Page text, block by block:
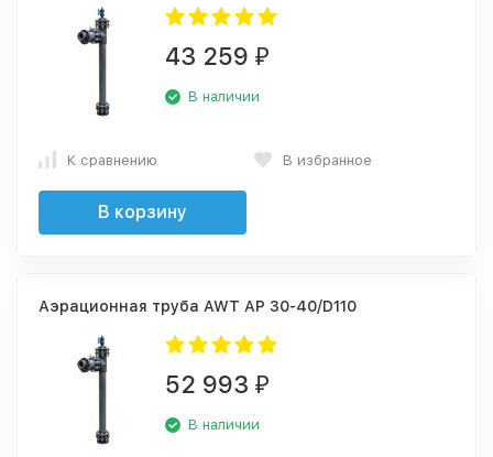
43 259 ₽
В наличии
К сравнению В избранное
В корзину
Аэрационная труба AWT AP 30-40/D110
52 993 ₽
В наличии